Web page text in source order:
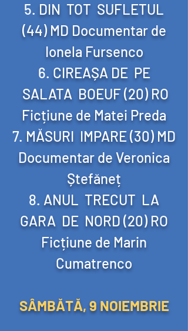
DIN TOT SUFLETUL
(44) MD Documentar de
Ionela Fursenco
CIREAȘA DE PE
SALATA BOEUF (20) RO
Ficțiune de Matei Preda
MĂSURI IMPARE (30) MD
Documentar de Veronica
Ștefăneț
ANUL TRECUT LA
GARA DE NORD (20) RO
Ficțiune de Marin
Cumatrenco
SÂMBĂTĂ, 9 NOIEMBRIE